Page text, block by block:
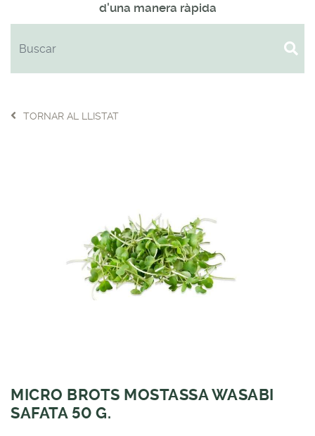
d'una manera ràpida
TORNAR AL LLISTAT
MICRO BROTS MOSTASSA WASABI
SAFATA 50 G.